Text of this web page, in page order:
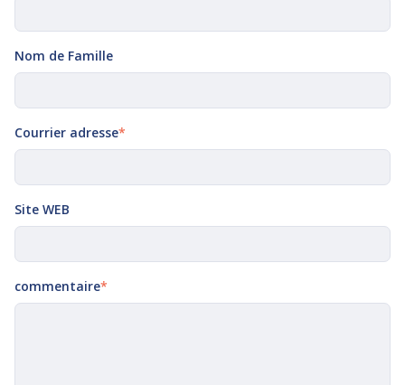
Nom de Famille
Courrier adresse*
Site WEB
commentaire*